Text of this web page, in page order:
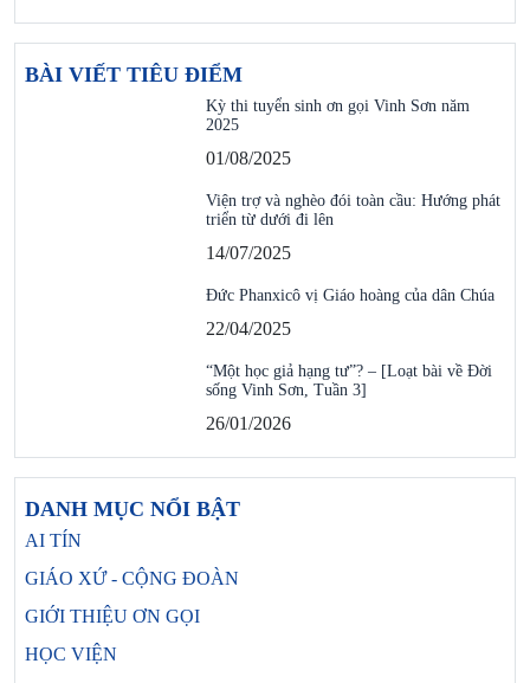
BÀI VIẾT TIÊU ĐIỂM
Kỳ thi tuyển sinh ơn gọi Vinh Sơn năm
2025
01/08/2025
Viện trợ và nghèo đói toàn cầu: Hướng phát
triển từ dưới đi lên
14/07/2025
Đức Phanxicô vị Giáo hoàng của dân Chúa
22/04/2025
“Một học giả hạng tư”? – [Loạt bài về Đời
sống Vinh Sơn, Tuần 3]
26/01/2026
DANH MỤC NỔI BẬT
AI TÍN
GIÁO XỨ - CỘNG ĐOÀN
GIỚI THIỆU ƠN GỌI
HỌC VIỆN